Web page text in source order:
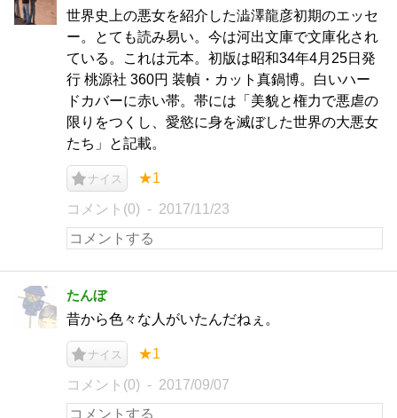
世界史上の悪女を紹介した澁澤龍彦初期のエッセ
ー。とても読み易い。今は河出文庫で文庫化され
ている。これは元本。初版は昭和34年4月25日発
行 桃源社 360円 装幀・カット真鍋博。白いハー
ドカバーに赤い帯。帯には「美貌と権力で悪虐の
限りをつくし、愛慾に身を滅ぼした世界の大悪女
たち」と記載。
ナイス ★1
コメント(0) 2017/11/23
たんぼ
昔から色々な人がいたんだねぇ。
ナイス ★1
コメント(0) 2017/09/07